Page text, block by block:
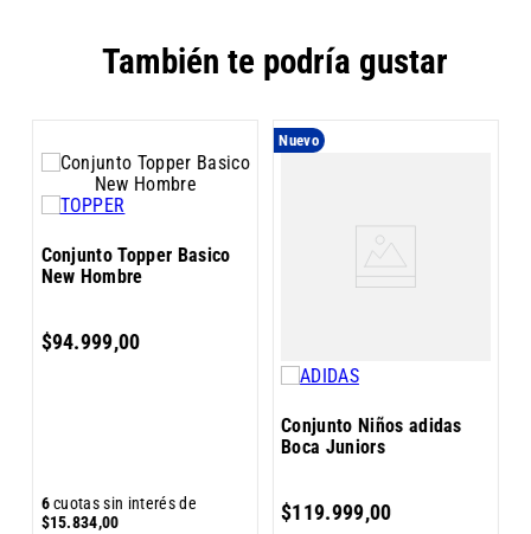
También te podría gustar
Conjunto Topper Basico
New Hombre
$94.999,00
6cuotas sin interés de
$15.834,00
Nuevo
Conjunto Niños adidas
Boca Juniors
$119.999,00